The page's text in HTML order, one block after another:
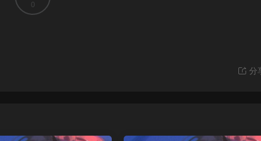
0
分